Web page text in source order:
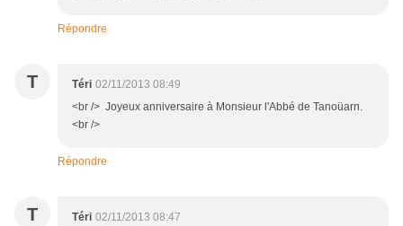
Répondre
T Téri 02/11/2013 08:49
<br /> Joyeux anniversaire à Monsieur l'Abbé de Tanoüarn.
<br />
Répondre
T Téri 02/11/2013 08:47